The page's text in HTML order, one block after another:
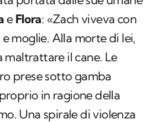
e Flora: «Zach viveva con
moglie. Alla morte di lei,
maltrattare il cane. Le
prese sotto gamba
in ragione della
Una spirale di violenza